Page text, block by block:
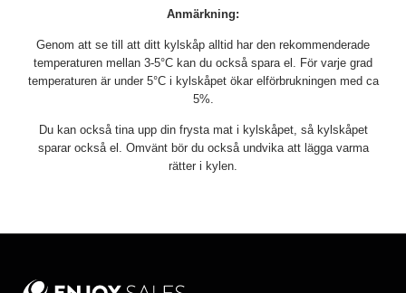
Anmärkning:
Genom att se till att ditt kylskåp alltid har den rekommenderade
temperaturen mellan 3-5°C kan du också spara el. För varje grad
temperaturen är under 5°C i kylskåpet ökar elförbrukningen med ca
5%.
Du kan också tina upp din frysta mat i kylskåpet, så kylskåpet
sparar också el. Omvänt bör du också undvika att lägga varma
rätter i kylen.